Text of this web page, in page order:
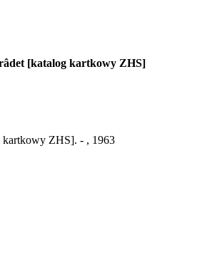
[katalog kartkowy ZHS]
kartkowy ZHS]. - , 1963